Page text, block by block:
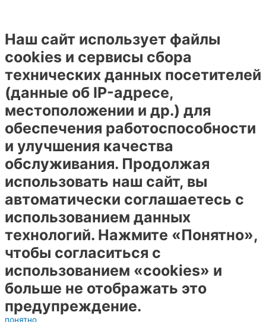
Наш сайт использует файлы
cookies и сервисы сбора
технических данных посетителей
(данные об IP-адресе,
местоположении и др.) для
обеспечения работоспособности
и улучшения качества
обслуживания. Продолжая
использовать наш сайт, вы
автоматически соглашаетесь с
использованием данных
технологий. Нажмите «Понятно»,
чтобы согласиться с
использованием «cookies» и
больше не отображать это
предупреждение.
понятно